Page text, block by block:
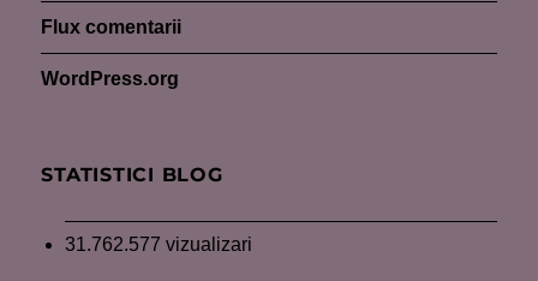
Flux comentarii
WordPress.org
STATISTICI BLOG
31.762.577 vizualizari